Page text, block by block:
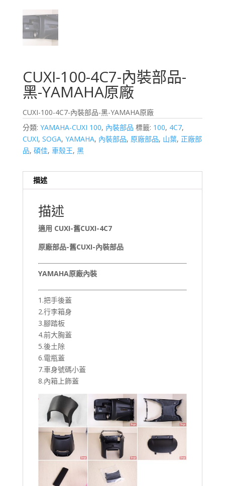
CUXI-100-4C7-內裝部品-
黑-YAMAHA原廠
CUXI-100-4C7-內裝部品-黑-YAMAHA原廠
分類: YAMAHA-CUXI 100, 內裝部品 標籤: 100, 4C7,
CUXI, SOGA, YAMAHA, 內裝部品, 原廠部品, 山葉, 正廠部
品, 碩佳, 車殼王, 黑
描述
描述
適用 CUXI-舊CUXI-4C7
原廠部品-舊CUXI-內裝部品
YAMAHA原廠內裝
1.把手後蓋
2.行李箱身
3.腳踏板
4.前大胸蓋
5.後土除
6.電瓶蓋
7.車身號碼小蓋
8.內箱上飾蓋